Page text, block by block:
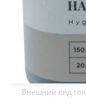
Внешний вид